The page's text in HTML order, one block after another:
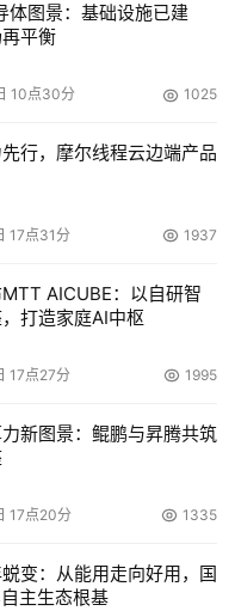
体图景：基础设施已建
平衡
10点30分 1025
行，摩尔线程云边端产品
17点31分 1937
AICUBE：以自研智
打造家庭AI中枢
17点27分 1995
新图景：鲲鹏与昇腾共筑
17点20分 1335
变：从能用走向好用，国
主生态根基